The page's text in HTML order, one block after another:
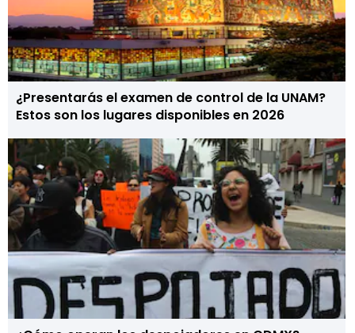
¿Presentarás el examen de control de la UNAM?
Estos son los lugares disponibles en 2026